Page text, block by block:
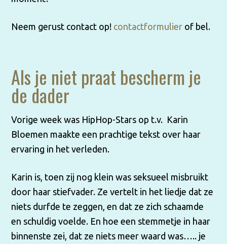
Neem gerust contact op! contactformulier of bel.
Als je niet praat bescherm je
de dader
Vorige week was HipHop-Stars op t.v. Karin
Bloemen maakte een prachtige tekst over haar
ervaring in het verleden.
Karin is, toen zij nog klein was seksueel misbruikt
door haar stiefvader. Ze vertelt in het liedje dat ze
niets durfde te zeggen, en dat ze zich schaamde
en schuldig voelde. En hoe een stemmetje in haar
binnenste zei, dat ze niets meer waard was….. je